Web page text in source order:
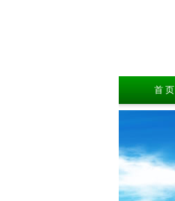
首 页